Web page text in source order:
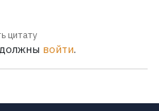
цитату
войти.